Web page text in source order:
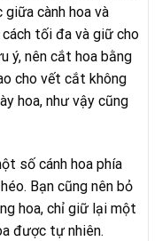
cành hoa và
tối đa và giữ cho
ý, nên cắt hoa bằng
cho vết cắt không
hoa, như vậy cũng
số cánh hoa phía
Bạn cũng nên bỏ
hoa, chỉ giữ lại một
được tự nhiên.